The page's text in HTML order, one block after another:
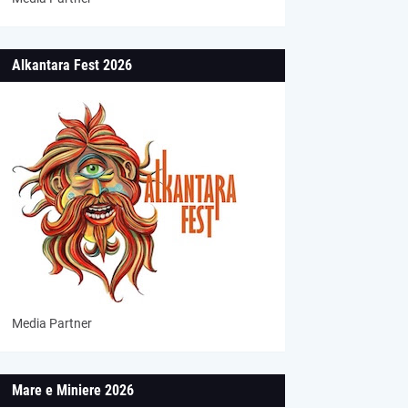
Alkantara Fest 2026
Media Partner
Mare e Miniere 2026